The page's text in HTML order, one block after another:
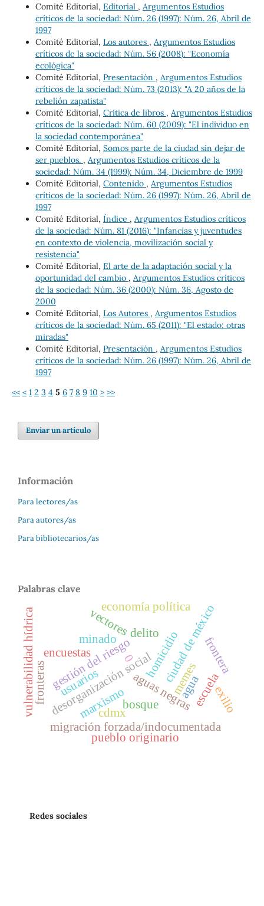
Comité Editorial, Editorial , Argumentos Estudios
críticos de la sociedad: Núm. 26 (1997): Núm. 26, Abril de
1997
Comité Editorial, Los autores , Argumentos Estudios
críticos de la sociedad: Núm. 56 (2008): "Economía
ecológica"
Comité Editorial, Presentación , Argumentos Estudios
críticos de la sociedad: Núm. 73 (2013): "A 20 años de la
rebelión zapatista"
Comité Editorial, Crítica de libros , Argumentos Estudios
críticos de la sociedad: Núm. 60 (2009): "El individuo en
la sociedad contemporánea"
Comité Editorial, Somos parte de la ciudad sin dejar de
ser pueblos. , Argumentos Estudios críticos de la
sociedad: Núm. 34 (1999): Núm. 34, Diciembre de 1999
Comité Editorial, Contenido , Argumentos Estudios
críticos de la sociedad: Núm. 26 (1997): Núm. 26, Abril de
1997
Comité Editorial, Índice , Argumentos Estudios críticos
de la sociedad: Núm. 81 (2016): "Infancias y juventudes
en contexto de violencia, movilización social y
resistencia"
Comité Editorial, El arte de la adaptación social y la
oportunidad del cambio , Argumentos Estudios críticos
de la sociedad: Núm. 36 (2000): Núm. 36, Agosto de
2000
Comité Editorial, Los Autores , Argumentos Estudios
críticos de la sociedad: Núm. 65 (2011): "El estado: otras
miradas"
Comité Editorial, Presentación , Argumentos Estudios
críticos de la sociedad: Núm. 26 (1997): Núm. 26, Abril de
1997
<< < 1 2 3 4 5 6 7 8 9 10 > >>
Enviar un artículo
Información
Para lectores/as
Para autores/as
Para bibliotecarios/as
Palabras clave
marxismo
homicidio
gestión del riesgo
aguas negras
usuarios
encuestas
memes
ciudad de méxico
desorganización social
cdmx
delito
migración forzada/indocumentada
vulnerabilidad hídrica minado
bosque
agua
pueblo originario
vectores
escuela
frontera
exilio
fronteras
economía política
0
Redes sociales